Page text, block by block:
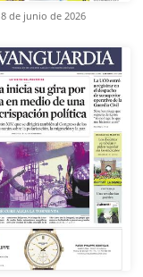
8 de junio de 2026